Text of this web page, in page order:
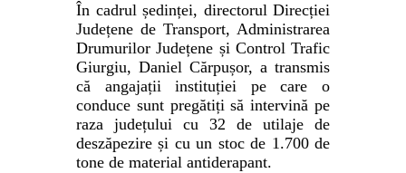
În cadrul ședinței, directorul Direcției
Județene de Transport, Administrarea
Drumurilor Județene și Control Trafic
Giurgiu, Daniel Cărpușor, a transmis
că angajații instituției pe care o
conduce sunt pregătiți să intervină pe
raza județului cu 32 de utilaje de
deszăpezire și cu un stoc de 1.700 de
tone de material antiderapant.